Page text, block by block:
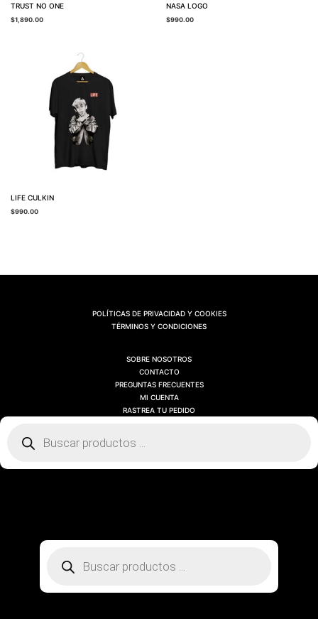
TRUST NO ONE
$1,890.00
NASA LOGO
$990.00
LIFE CULKIN
$990.00
POLÍTICAS DE PRIVACIDAD Y COOKIES
TÉRMINOS Y CONDICIONES
SOBRE NOSOTROS
CONTACTO
PREGUNTAS FRECUENTES
MI CUENTA
RASTREA TU PEDIDO
Búsqueda
Búsqueda